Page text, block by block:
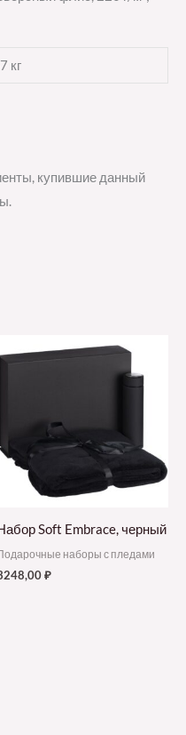
кг
купившие данный
Soft Embrace, черный
наборы с пледами
₽